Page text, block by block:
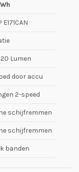
Lumen
door accu
2-speed
schijfremmen
schijfremmen
banden